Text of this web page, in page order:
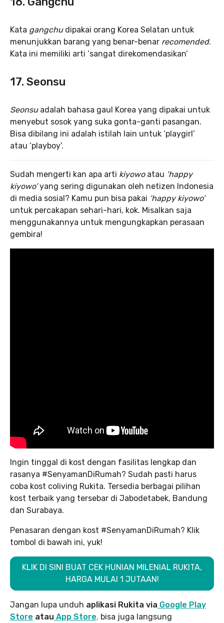
Kata gangchudipakai orang Korea Selatan untuk
menunjukkan barang yang benar-benar recomended.
Kata ini memiliki arti ‘sangat direkomendasikan’
17. Seonsu
Seonsuadalah bahasa gaul Korea yang dipakai untuk
menyebut sosok yang suka gonta-ganti pasangan.
Bisa dibilang ini adalah istilah lain untuk ‘playgirl’
atau ‘playboy’.
Sudah mengerti kan apa arti kiyowoatau ‘happy
kiyowo’yang sering digunakan oleh netizen Indonesia
di media sosial? Kamu pun bisa pakai ‘happy kiyowo’
untuk percakapan sehari-hari, kok. Misalkan saja
menggunakannya untuk mengungkapkan perasaan
gembira!
Ingin tinggal di kost dengan fasilitas lengkap dan
rasanya #SenyamanDiRumah? Sudah pasti harus
coba kost coliving Rukita. Tersedia berbagai pilihan
kost terbaik yang tersebar di Jabodetabek, Bandung
dan Surabaya.
Penasaran dengan kost #SenyamanDiRumah? Klik
tombol di bawah ini, yuk!
KLIK DI SINI BUAT CEK HUNIAN MILENIAL RUKITA,
HARGA MULAI 1 JUTAAN!
Jangan lupa unduh aplikasi Rukita via Google Play
Store atau App Store, bisa juga langsung